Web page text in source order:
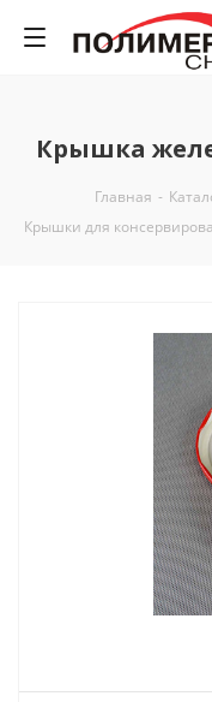
Крышка
Главная -
Крышки для